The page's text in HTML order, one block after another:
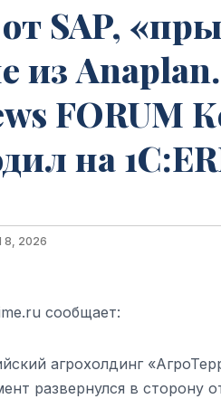
SAP,
из
FORUM
на
2026
сообщает:
агрохолдинг
развернулся в сторону